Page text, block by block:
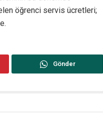
öğrenci servis ücretleri;
Gönder